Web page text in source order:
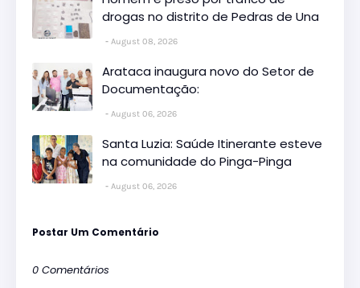
drogas no distrito de Pedras de Una
August 08, 2026
Arataca inaugura novo do Setor de
Documentação:
August 06, 2026
Santa Luzia: Saúde Itinerante esteve
na comunidade do Pinga-Pinga
August 06, 2026
Postar Um Comentário
0 Comentários